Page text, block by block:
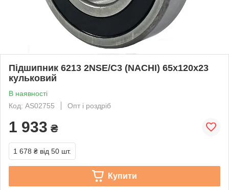
Підшипник 6213 2NSE/C3 (NACHI) 65x120x23
кульковий
В наявності
Код: AS02755
Опт і роздріб
1 933 ₴
1 678 ₴ від 50 шт.
Купити